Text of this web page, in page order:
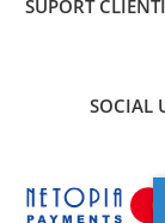
Subwoofer
Boxe
SUPORT CLIENTI
SOCIAL